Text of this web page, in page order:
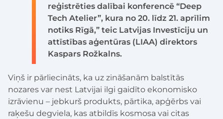
reģistrēties dalībai konferencē “Deep
Tech Atelier”, kura no 20. līdz 21. aprīlim
notiks Rīgā,” teic Latvijas Investīciju un
attīstības aģentūras (LIAA) direktors
Kaspars Rožkalns.
Viņš ir pārliecināts, ka uz zināšanām balstītās
nozares var nest Latvijai ilgi gaidīto ekonomisko
izrāvienu – jebkurš produkts, pārtika, apģērbs vai
raķešu degviela, kas atbildīs kosmosa vai citas